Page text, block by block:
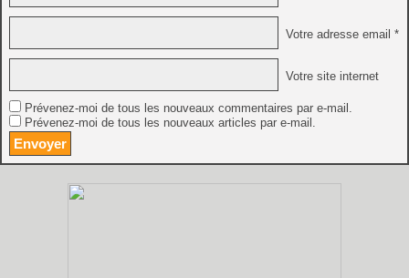
Votre adresse email *
Votre site internet
Prévenez-moi de tous les nouveaux commentaires par e-mail.
Prévenez-moi de tous les nouveaux articles par e-mail.